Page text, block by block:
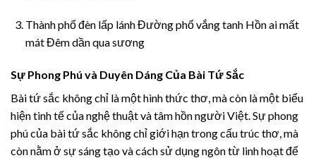
Thành phố đèn lấp lánh Đường phố vắng tanh Hồn ai mất
mát Đêm dần qua sương
Sự Phong Phú và Duyên Dáng Của Bài Tứ Sắc
Bài tứ sắc không chỉ là một hình thức thơ, mà còn là một biểu
hiện tinh tế của nghệ thuật và tâm hồn người Việt. Sự phong
phú của bài tứ sắc không chỉ giới hạn trong cấu trúc thơ, mà
còn nằm ở sự sáng tạo và cách sử dụng ngôn từ linh hoạt để